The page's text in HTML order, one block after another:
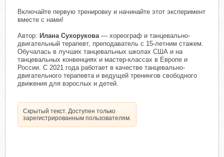
Включайте первую тренировку и начинайте этот эксперимент
вместе с нами!
Автор: Илана Сухорукова— хореограф и танцевально-
двигательный терапевт, преподаватель с 15-летним стажем.
Обучалась в лучших танцевальных школах США и на
танцевальных конвенциях и мастер-классах в Европе и
России. С 2021 года работает в качестве танцевально-
двигательного терапевта и ведущей тренингов свободного
движения для взрослых и детей.
Скрытый текст. Доступен только
зарегистрированным пользователям.